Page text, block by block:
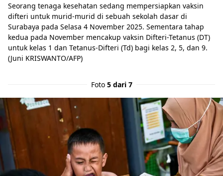
Seorang tenaga kesehatan sedang mempersiapkan vaksin
difteri untuk murid-murid di sebuah sekolah dasar di
Surabaya pada Selasa 4 November 2025. Sementara tahap
kedua pada November mencakup vaksin Difteri-Tetanus (DT)
untuk kelas 1 dan Tetanus-Difteri (Td) bagi kelas 2, 5, dan 9.
(Juni KRISWANTO/AFP)
Foto 5 dari 7